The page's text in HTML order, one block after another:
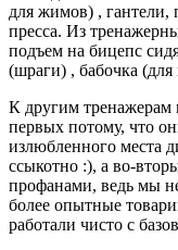
для жимов) , гантели,
пресса. Из
подъем на бицепс
(шраги) , бабочка
К другим тренажерам
первых потому, что
излюбленного места
ссыкотно :), а во-
профанами, ведь мы
более опытные
работали чисто с